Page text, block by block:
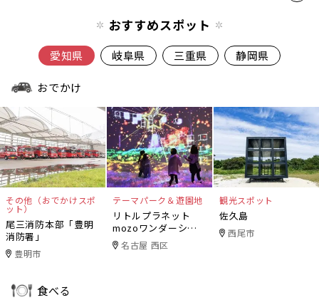
おすすめスポット
愛知県 岐阜県 三重県 静岡県
おでかけ
その他（おでかけスポ
ット）
尾三消防本部「豊明
消防署」
豊明市
テーマパーク＆遊園地
リトルプラネット
mozoワンダーシテ
ィ 名古屋 西区
観光スポット
佐久島
西尾市
食べる